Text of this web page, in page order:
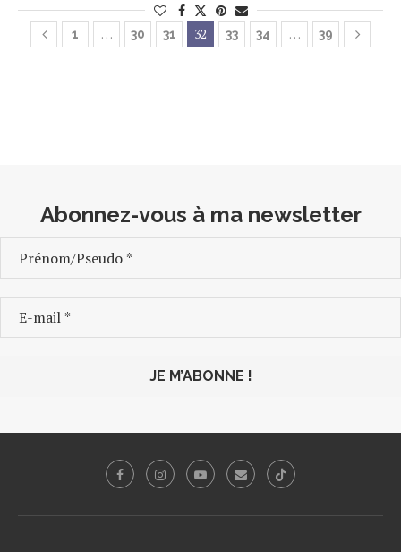
1 … 30 31 32 33 34 … 39
Abonnez-vous à ma newsletter